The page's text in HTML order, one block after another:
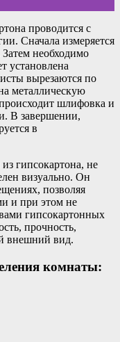
проводится с
Сначала измеряется
необходимо
установлена
вырезаются по
металлическую
шлифовка и
В завершении,
в
гипсокартона, не
визуально. Он
позволяя
и при этом не
гипсокартонных
прочность,
внешний вид.
комнаты: